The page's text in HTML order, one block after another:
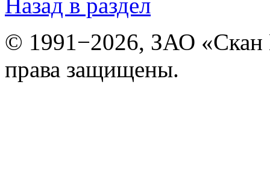
© 1991−2026, ЗАО «Скан
права защищены.